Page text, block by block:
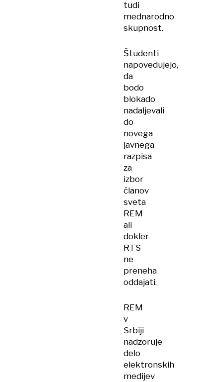
tudi
mednarodno
skupnost.
Študenti
napovedujejo,
da
bodo
blokado
nadaljevali
do
novega
javnega
razpisa
za
izbor
članov
sveta
REM
ali
dokler
RTS
ne
preneha
oddajati.
REM
v
Srbiji
nadzoruje
delo
elektronskih
medijev